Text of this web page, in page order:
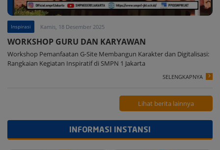
Inspirasi Kamis, 18 Desember 2025
WORKSHOP GURU DAN KARYAWAN
Workshop Pemanfaatan G-Site Membangun Karakter dan Digitalisasi:
Rangkaian Kegiatan Inspiratif di SMPN 1 Jakarta
SELENGKAPNYA
Lihat berita lainnya
INFORMASI INSTANSI